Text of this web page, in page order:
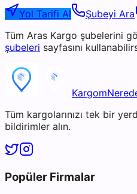
Yol Tarifi Al Şubeyi Ara
Tüm Aras Kargo şubelerini
şubeleri sayfasını
Tüm kargolarınızı tek bir
bildirimler alın.
Popüler Firmalar